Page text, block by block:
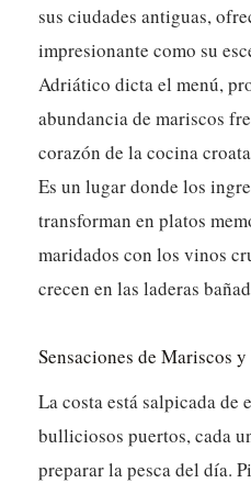
sus ciudades antiguas,
impresionante como su
Adriático dicta el menú,
abundancia de mariscos
corazón de la cocina
Es un lugar donde los
transforman en platos
maridados con los vinos
crecen en las laderas
Sensaciones de Mariscos
La costa está salpicada de
bulliciosos puertos, cada
preparar la pesca del día.